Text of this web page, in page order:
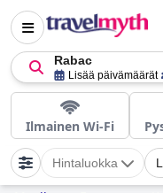
Rabac
Lisää päivämäärät
Ilmainen Wi-Fi
Hintaluokka